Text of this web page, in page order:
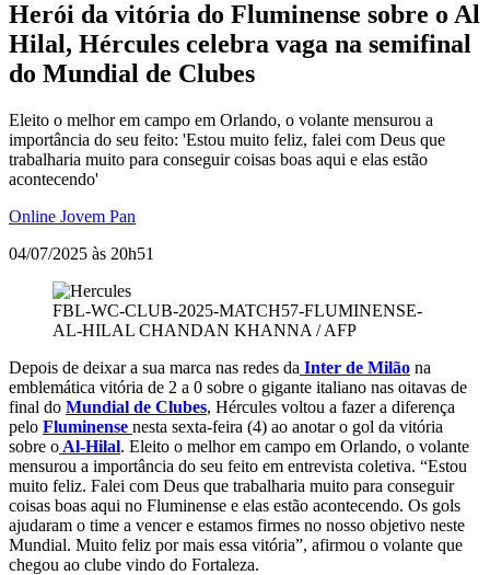
Herói da vitória do Fluminense sobre o Al
Hilal, Hércules celebra vaga na semifinal
do Mundial de Clubes
Eleito o melhor em campo em Orlando, o volante mensurou a
importância do seu feito: 'Estou muito feliz, falei com Deus que
trabalharia muito para conseguir coisas boas aqui e elas estão
acontecendo'
Online Jovem Pan
04/07/2025 às 20h51
FBL-WC-CLUB-2025-MATCH57-FLUMINENSE-
AL-HILAL CHANDAN KHANNA / AFP
Depois de deixar a sua marca nas redes da Inter de Milão na
emblemática vitória de 2 a 0 sobre o gigante italiano nas oitavas de
final do Mundial de Clubes, Hércules voltou a fazer a diferença
pelo Fluminense nesta sexta-feira (4) ao anotar o gol da vitória
sobre o Al-Hilal. Eleito o melhor em campo em Orlando, o volante
mensurou a importância do seu feito em entrevista coletiva. “Estou
muito feliz. Falei com Deus que trabalharia muito para conseguir
coisas boas aqui no Fluminense e elas estão acontecendo. Os gols
ajudaram o time a vencer e estamos firmes no nosso objetivo neste
Mundial. Muito feliz por mais essa vitória”, afirmou o volante que
chegou ao clube vindo do Fortaleza.